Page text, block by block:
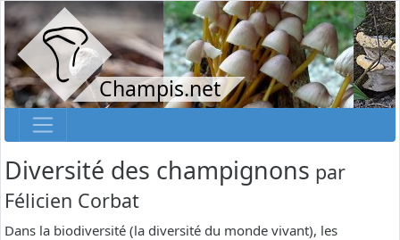
Champis.net
Diversité des champignons par
Félicien Corbat
Dans la biodiversité (la diversité du monde vivant), les